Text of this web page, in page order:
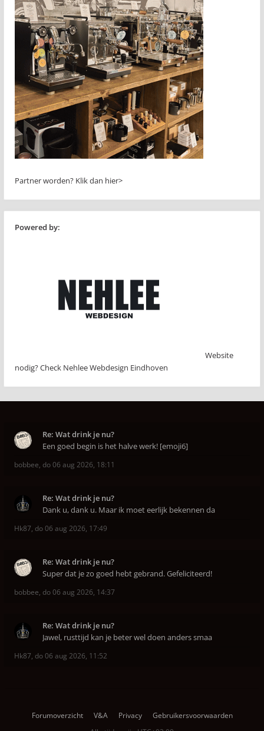
Partner worden? Klik dan hier>
Powered by:
Website
nodig? Check Nehlee Webdesign Eindhoven
Re: Wat drink je nu?
Een goed begin is het halve werk! [emoji6]
bobbee, do 06 aug 2026, 18:11
Re: Wat drink je nu?
Dank u, dank u. Maar ik moet eerlijk bekennen da
Hk87, do 06 aug 2026, 17:49
Re: Wat drink je nu?
Super dat je zo goed hebt gebrand. Gefeliciteerd!
bobbee, do 06 aug 2026, 14:37
Re: Wat drink je nu?
Jawel, rusttijd kan je beter wel doen anders smaa
Hk87, do 06 aug 2026, 11:52
Forumoverzicht V&A Privacy
Gebruikersvoorwaarden